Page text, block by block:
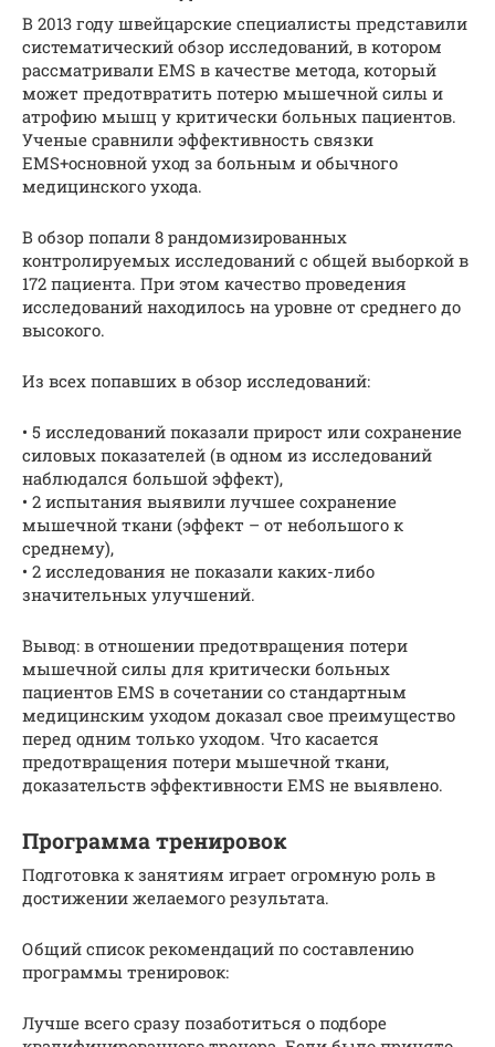
В 2013 году швейцарские специалисты представили
систематический обзор исследований, в котором
рассматривали EMS в качестве метода, который
может предотвратить потерю мышечной силы и
атрофию мышц у критически больных пациентов.
Ученые сравнили эффективность связки
EMS+основной уход за больным и обычного
медицинского ухода.
В обзор попали 8 рандомизированных
контролируемых исследований с общей выборкой в
172 пациента. При этом качество проведения
исследований находилось на уровне от среднего до
высокого.
Из всех попавших в обзор исследований:
• 5 исследований показали прирост или сохранение
силовых показателей (в одном из исследований
наблюдался большой эффект),
• 2 испытания выявили лучшее сохранение
мышечной ткани (эффект – от небольшого к
среднему),
• 2 исследования не показали каких-либо
значительных улучшений.
Вывод: в отношении предотвращения потери
мышечной силы для критически больных
пациентов EMS в сочетании со стандартным
медицинским уходом доказал свое преимущество
перед одним только уходом. Что касается
предотвращения потери мышечной ткани,
доказательств эффективности EMS не выявлено.
Программа тренировок
Подготовка к занятиям играет огромную роль в
достижении желаемого результата.
Общий список рекомендаций по составлению
программы тренировок:
Лучше всего сразу позаботиться о подборе